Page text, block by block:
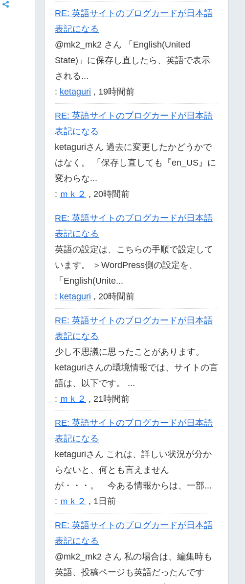
RE: 英語サイトのブログカードが日本語
表記になる
@mk2_mk2 さん 「English(United
State)」に保存し直したら、英語で表示
される...
: ketaguri , 19時間前
RE: 英語サイトのブログカードが日本語
表記になる
ketaguriさん 過去に変更したかどうかで
はなく。 「保存し直しても『en_US』に
変わらな...
: ｍｋ２ , 20時間前
RE: 英語サイトのブログカードが日本語
表記になる
英語の設定は、こちらの手順で設定して
います。 ＞WordPress側の設定を、
「English(Unite...
: ketaguri , 20時間前
RE: 英語サイトのブログカードが日本語
表記になる
少し不思議に思ったことがあります。
ketaguriさんの環境情報では、サイトの言
語は、以下です。 ...
: ｍｋ２ , 21時間前
RE: 英語サイトのブログカードが日本語
表記になる
ketaguriさん これは、詳しい状況が分か
らないと、何とも言えません
が・・・。 今ある情報からは、一部...
: ｍｋ２ , 1日前
RE: 英語サイトのブログカードが日本語
表記になる
@mk2_mk2 さん 私の場合は、編集時も
英語、投稿ページも英語だったんです